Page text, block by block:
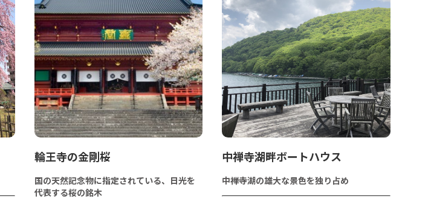
輪王寺の金剛桜
国の天然記念物に指定されている、日光を
代表する桜の銘木
中禅寺湖畔ボートハウス
中禅寺湖の雄大な景色を独り占め